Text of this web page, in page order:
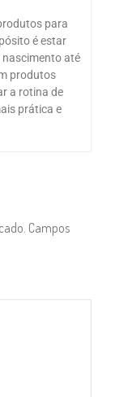
para
é estar
nascimento até
produtos
a rotina de
prática e
Campos